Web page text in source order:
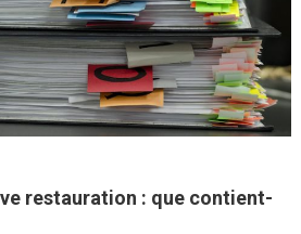
restauration : que contient-